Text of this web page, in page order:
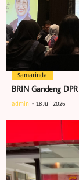
Samarinda
BRIN Gandeng
admin 18 Juli 2026